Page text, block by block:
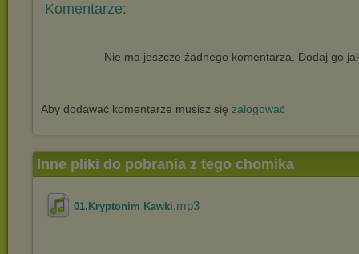
Komentarze:
Nie ma jeszcze żadnego komentarza. Dodaj go
Aby dodawać komentarze musisz się zalogować
Inne pliki do pobrania z tego chomika
01.Kryptonim Kawki.mp3